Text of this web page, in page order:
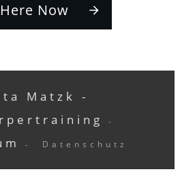
Now
Matzk -
-
- Datenschutz